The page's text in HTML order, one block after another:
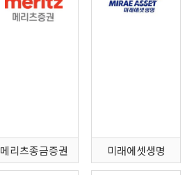
메리츠종금증권 미래에셋생명